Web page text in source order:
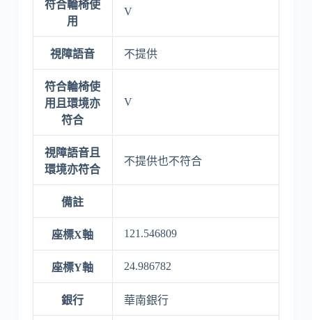
符合輪椅使
用
V
視障語音 不提供
符合輪椅使
用且環境亦
符合
V
視障語音且
環境亦符合
不提供也不符合
備註
座標X軸 121.546809
座標Y軸 24.986782
銀行 華南銀行